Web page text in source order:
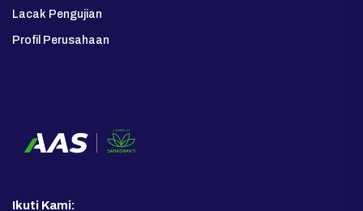
Lacak Pengujian
Profil Perusahaan
Ikuti Kami: